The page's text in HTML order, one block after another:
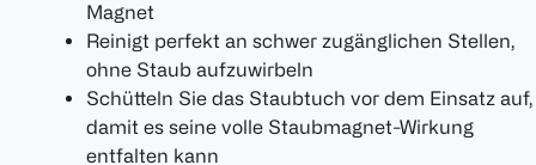
Magnet
Reinigt perfekt an schwer zugänglichen Stellen,
ohne Staub aufzuwirbeln
Schütteln Sie das Staubtuch vor dem Einsatz auf,
damit es seine volle Staubmagnet-Wirkung
entfalten kann